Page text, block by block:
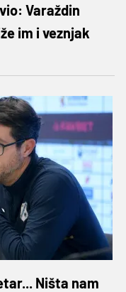
Varaždin
im i veznjak
Ništa nam